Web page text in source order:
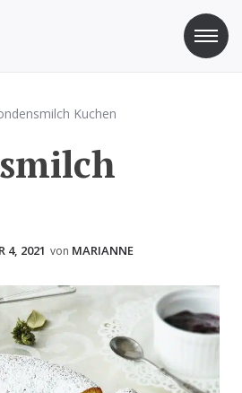
Kuchen
4, 2021 von MARIANNE